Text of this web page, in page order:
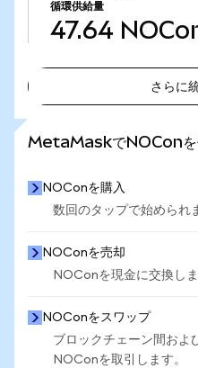
循環供給量
47.64
さらに
MetaMaskでNOConを
NOConを購入
数回のタップで始められ
NOConを売却
NOConを現金に交換しま
NOConをスワップ
ブロックチェーン間およ
NOConを取引します。